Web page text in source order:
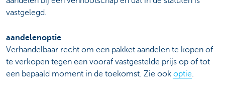
vastgelegd.
aandelenoptie
Verhandelbaar recht om een pakket aandelen te kopen of
te verkopen tegen een vooraf vastgestelde prijs op of tot
een bepaald moment in de toekomst. Zie ook optie.